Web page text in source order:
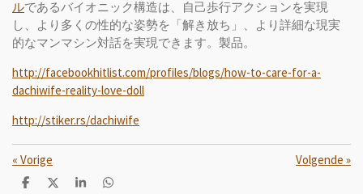
ルであるバイオニック構造は、自己歩行アクションを実現
し、より多くの性的な姿勢を「解き放ち」、より詳細な現実
的なマンマシン対話を実現できます。製品。
http://facebookhitlist.com/profiles/blogs/how-to-care-for-a-
dachiwife-reality-love-doll
http://stiker.rs/dachiwife
« Vorige Volgende »
D
D
S
D